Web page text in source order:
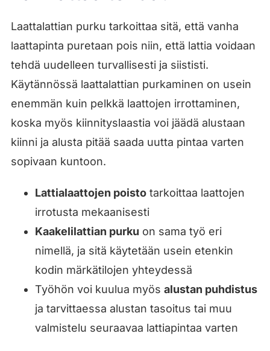
Laattalattian purku tarkoittaa sitä, että vanha
laattapinta puretaan pois niin, että lattia voidaan
tehdä uudelleen turvallisesti ja siististi.
Käytännössä laattalattian purkaminen on usein
enemmän kuin pelkkä laattojen irrottaminen,
koska myös kiinnityslaastia voi jäädä alustaan
kiinni ja alusta pitää saada uutta pintaa varten
sopivaan kuntoon.
Lattialaattojen poistotarkoittaa laattojen
irrotusta mekaanisesti
Kaakelilattian purku on sama työ eri
nimellä, ja sitä käytetään usein etenkin
kodin märkätilojen yhteydessä
Työhön voi kuulua myös alustan puhdistus
ja tarvittaessa alustan tasoitus tai muu
valmistelu seuraavaa lattiapintaa varten